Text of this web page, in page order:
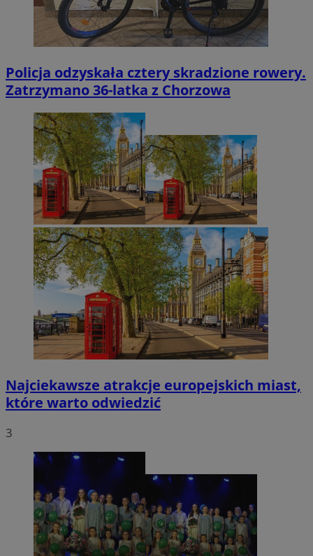
Policja odzyskała cztery skradzione rowery.
Zatrzymano 36-latka z Chorzowa
Najciekawsze atrakcje europejskich miast,
które warto odwiedzić
3